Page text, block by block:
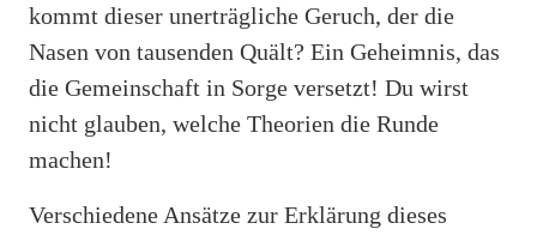
kommt dieser unerträgliche Geruch, der die
Nasen von tausenden Quält? Ein Geheimnis, das
die Gemeinschaft in Sorge versetzt! Du wirst
nicht glauben, welche Theorien die Runde
machen!
Verschiedene Ansätze zur Erklärung dieses